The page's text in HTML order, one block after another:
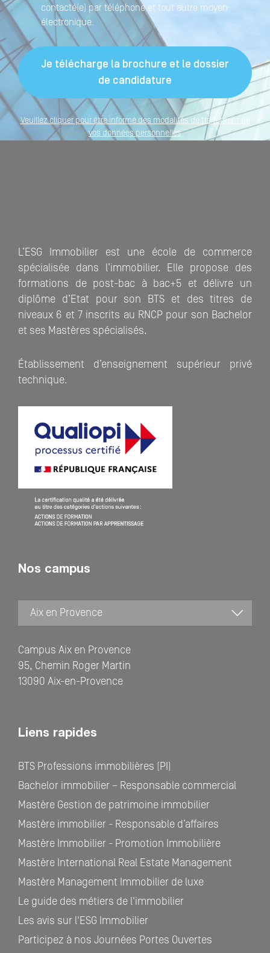
contacté(e) par téléphone et tout autre moyen
électronique.
Veuillez cliquer pour être informé des modalités de traitement de
vos données personnelles
L’ESG Immobilier est une école de commerce
spécialisée dans l’immobilier. Elle propose des
formations de post-bac à bac+5 et délivre un
diplôme d’Etat pour son BTS et des titres de
niveaux 6 et 7 inscrits au RNCP pour son Bachelor
et ses Mastères spécialisés.
Établissement d’enseignement supérieur privé
technique.
Nos campus
Campus Aix en Provence
95, Chemin Roger Martin
13090 Aix-en-Provence
Liens rapides
BTS Professions immobilières (PI)
Bachelor immobilier – Responsable commercial
Mastère Gestion de patrimoine immobilier
Mastère immobilier - Responsable d’affaires
Mastère Immobilier - Promotion Immobilière
Mastère International Real Estate Management
Mastère Management Immobilier de luxe
Le guide des métiers de l'immobilier
Les avis sur l'ESG Immobilier
Participez à nos Journées Portes Ouvertes